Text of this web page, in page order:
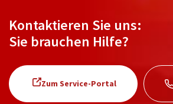
Kontaktieren Sie uns:
Sie brauchen Hilfe?
Zum Service-Portal